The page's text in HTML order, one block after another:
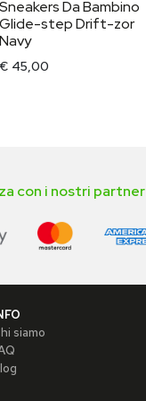
Sneakers Da Bambino
Glide-step Drift-zor
Navy
€ 45,00
con i nostri partner
siamo